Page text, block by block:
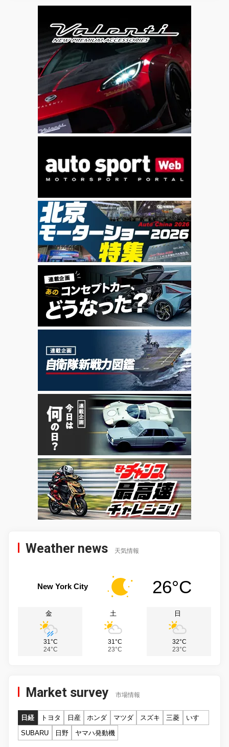
Weather news 天気情報
New York City 26°C
金
31°C
24°C
土
31°C
23°C
日
32°C
23°C
Market survey 市場情報
日経 トヨタ 日産 ホンダ マツダ スズキ 三菱
いすゞ
SUBARU
日野 ヤマハ発動機